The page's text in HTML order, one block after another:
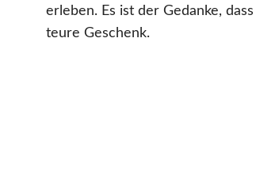
erleben. Es ist der Gedanke,
teure Geschenk.